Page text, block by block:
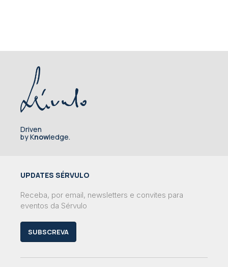
Driven
by Knowledge.
UPDATES SÉRVULO
Receba, por email, newsletters e convites para
eventos da Sérvulo
SUBSCREVA